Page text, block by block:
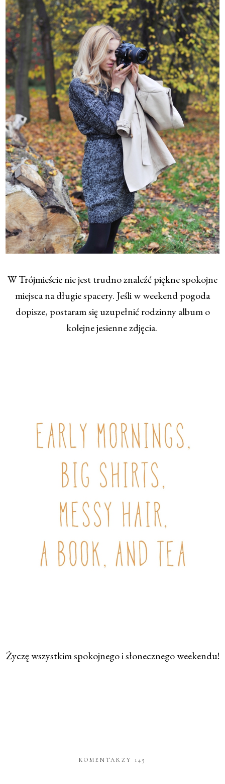
W Trójmieście nie jest trudno znaleźć piękne spokojne
miejsca na długie spacery. Jeśli w weekend pogoda
dopisze, postaram sięuzupełnić rodzinny album o
kolejne jesienne zdjęcia.
Życzę wszystkim spokojnego i słonecznego weekendu!
KOMENTARZY 145